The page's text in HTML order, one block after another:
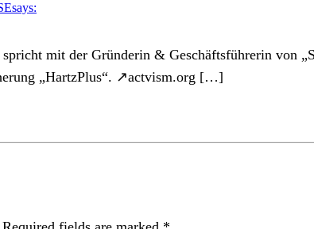
says:
mit der Gründerin & Geschäftsführerin von
„HartzPlus“. ↗actvism.org […]